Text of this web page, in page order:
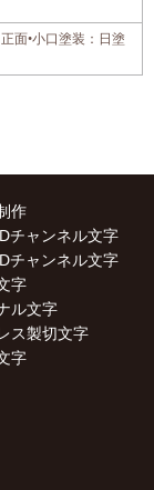
面•小口塗装：日塗
作
チャンネル文字
チャンネル文字
字
ル文字
ス製切文字
字